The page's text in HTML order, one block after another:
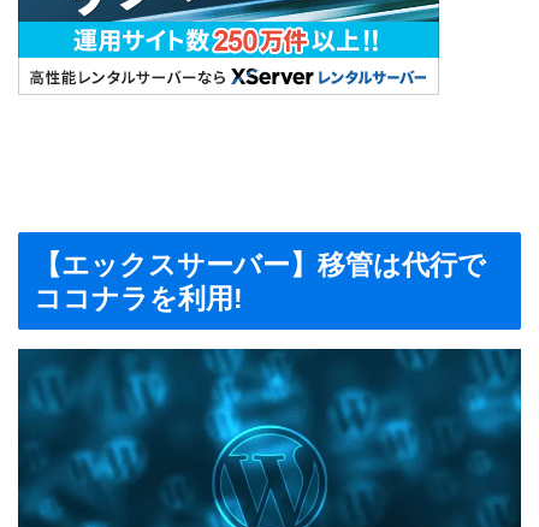
【エックスサーバー】移管は代行で
ココナラを利用!